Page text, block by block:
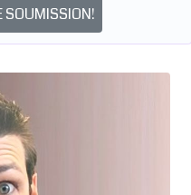
SOUMISSION!